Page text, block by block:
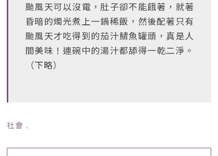
颱風天可以沒電，肚子卻不能餓著，就著
昏暗的燭光煮上一鍋稀飯，然後配著只有
颱風天才吃得到的茄汁鯖魚罐頭，真是人
間美味！連碗中的湯汁都舔得一乾二淨。
（下略）
社會 ﹒